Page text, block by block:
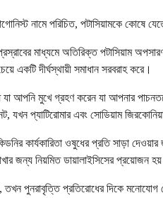
নামে পরিচিত, পটাসিয়ামকে কোষে
মাধ্যমে অতিরিক্ত পটাসিয়াম
একটি দীর্ঘস্থায়ী সমাধান সরবরাহ করে।
যা আপনি মুখে গ্রহণ করেন যা আপনার
যখন প্যাটিরোমার এবং সোডিয়াম
কার্যকারিতা ওষুধের প্রতি সাড়া
জন্য নিয়মিত ডায়ালাইসিসের প্রয়োজন
তখন পুনরাবৃত্তি প্রতিরোধের দিকে